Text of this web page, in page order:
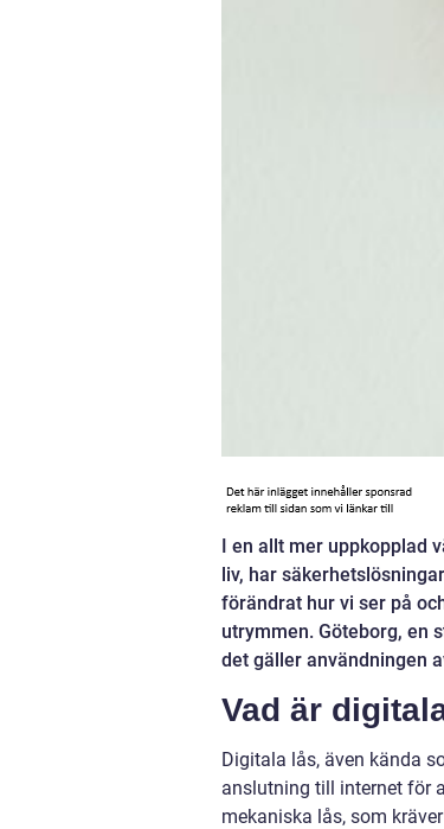
I en allt mer uppkopplad
liv, har
förändrat hur vi ser på
utrymmen. Göteborg, en
det gäller användningen
Vad är
Digitala lås, även kända
anslutning till internet för
mekaniska lås, som